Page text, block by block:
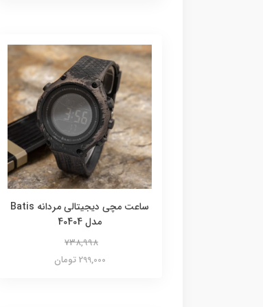
ساعت مچی دیجیتالی مردانه Batis
مدل 40404
738,998
299,000 تومان